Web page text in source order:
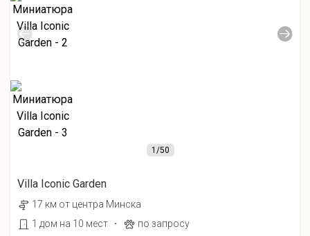
1/50
Villa Iconic Garden
17 км от центра Минска
1 дом на 10 мест
·
по запросу